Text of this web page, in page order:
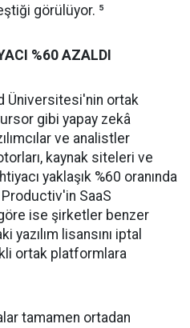
görülüyor. ⁵
%60 AZALDI
Üniversitesi'nin ortak
gibi yapay zekâ
ve analistler
kaynak siteleri ve
yaklaşık %60 oranında
Productiv'in SaaS
ise şirketler benzer
yazılım lisansını iptal
ortak platformlara
tamamen ortadan